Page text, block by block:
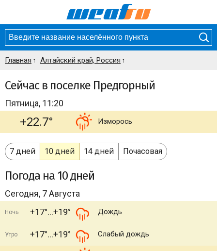
Главная Алтайский край, Россия
Сейчас в поселке Предгорный
Пятница, 11:20
+22.7° Изморось
7 дней 10 дней 14 дней Почасовая
Погода на 10 дней
Сегодня, 7 Августа
Ночь +17° +19° Дождь
Утро +17° +19° Слабый дождь